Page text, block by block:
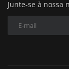
Junte-se à nossa